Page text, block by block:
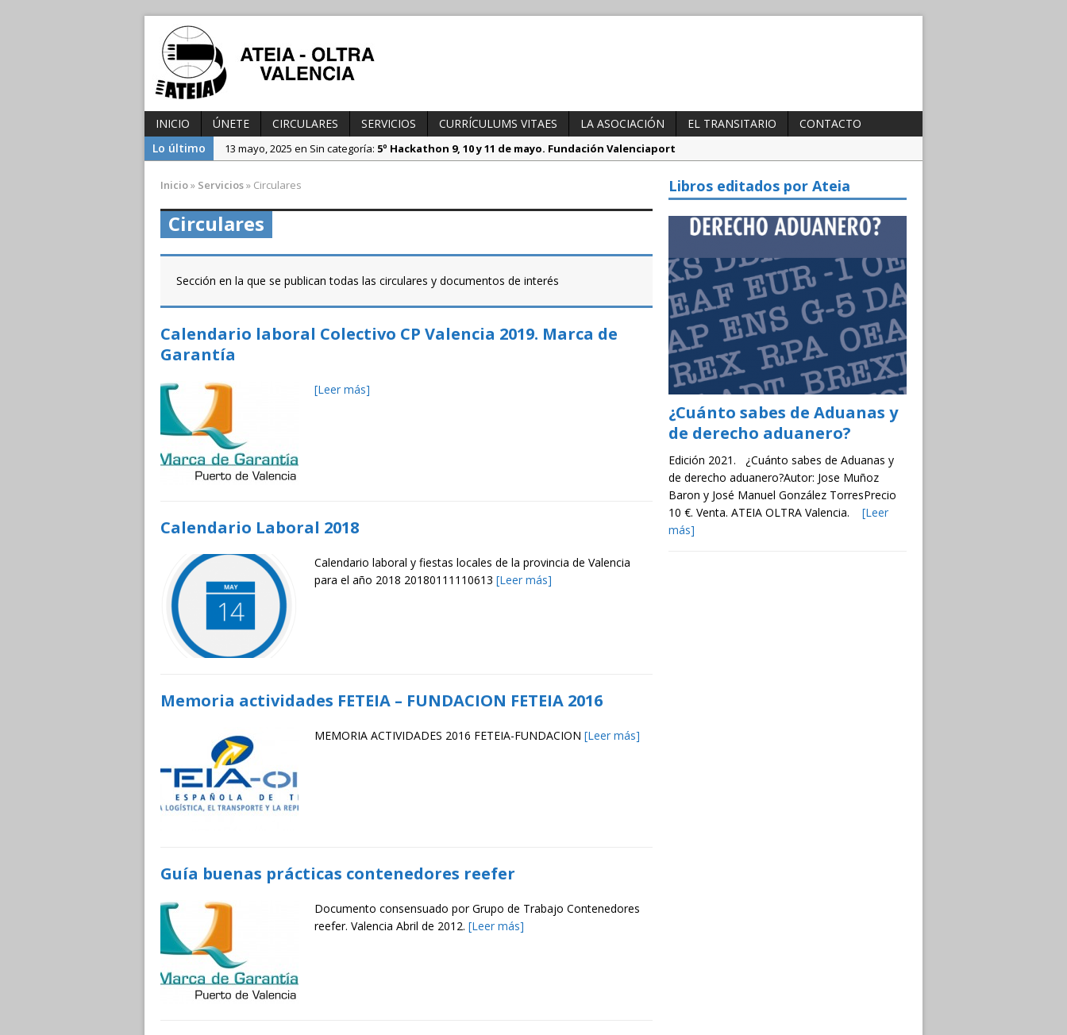
INICIO ÚNETE CIRCULARES SERVICIOS CURRÍCULUMS VITAES LA ASOCIACIÓN EL TRANSITARIO
CONTACTO
Lo último
13 mayo, 2025 en Sin categoría: 5º Hackathon 9, 10 y 11 de mayo. Fundación Valenciaport
Inicio» Servicios» Circulares
Circulares
Sección en la que se publican todas las circulares y documentos de interés
Calendario laboral Colectivo CP Valencia 2019. Marca de
Garantía
[Leer más]
Calendario Laboral 2018
Calendario laboral y fiestas locales de la provincia de Valencia
para el año 2018 20180111110613 [Leer más]
Memoria actividades FETEIA – FUNDACION FETEIA 2016
MEMORIA ACTIVIDADES 2016 FETEIA-FUNDACION [Leer más]
Guía buenas prácticas contenedores reefer
Documento consensuado por Grupo de Trabajo Contenedores
reefer. Valencia Abril de 2012. [Leer más]
Libros editados por Ateia
¿Cuánto sabes de Aduanas y
de derecho aduanero?
Edición 2021. ¿Cuánto sabes de Aduanas y
de derecho aduanero?Autor: Jose Muñoz
Baron y José Manuel González TorresPrecio
10 €. Venta. ATEIA OLTRA Valencia. [Leer
más]